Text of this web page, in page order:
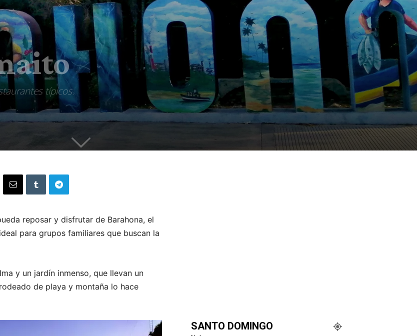
típicos.
reposar y disfrutar de Barahona, el
para grupos familiares que buscan la
y un jardín inmenso, que llevan un
de playa y montaña lo hace
SANTO DOMINGO